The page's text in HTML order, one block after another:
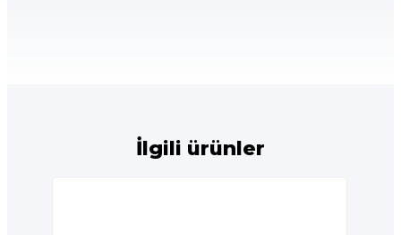
İlgili ürünler